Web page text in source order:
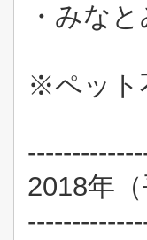
・みな
※ペット
2018年